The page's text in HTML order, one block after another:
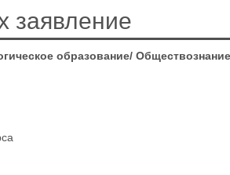
заявление
образование/